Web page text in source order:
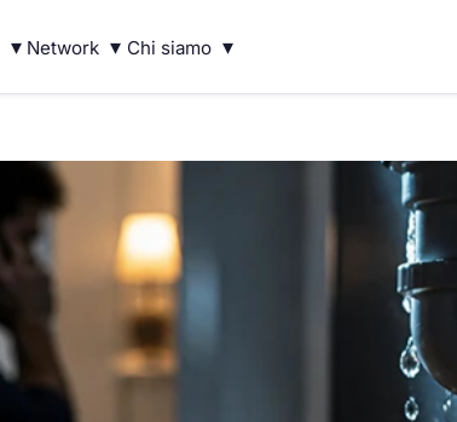
▾ Network ▾ Chi siamo ▾